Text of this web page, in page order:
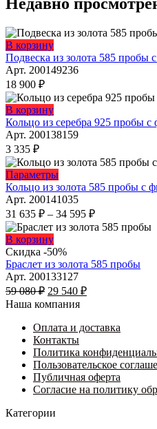
можно
на
странице
товара.
В корзинуЭтот
товар
имеет
вариаций.
Опции
можно
выбрать
товара.
Подвеска из золота 585 пробы
Арт. 200149236
18 900 ₽
В корзинуЭтот
товар
имеет
вариаций.
Опции
можно
выбрать
на
странице
товара.
Кольцо из серебра 925 пробы с
Арт. 200138159
3 335 ₽
ПараметрыЭтот
товар
имеет
несколько
вариаций.
можно
выбрать
на
странице
товара.
Кольцо из золота 585 пробы с
Арт. 200141035
31 635 ₽ – 34 595 ₽Диапазон
цен:
–
В корзинуЭтот
товар
имеет
несколько
вариаций.
Опции
выбрать
на
странице
товара.
Скидка -50%
Браслет из золота 585 пробы
Арт. 200133127
59 080₽ Первоначальная
цена
59
080 ₽.
29 540 ₽Текущая
540 ₽.
Наша компания
Оплата и доставка
Контакты
Политика
Пользовательское
Публичная оферта
Согласие на политику
Категории